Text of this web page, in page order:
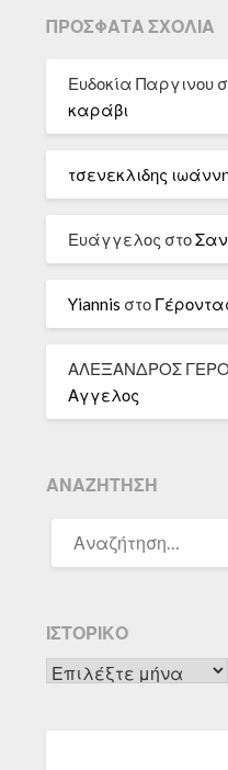
ΠΡΌΣΦΑΤΑ ΣΧΌΛΙΑ
Ευδοκία Παργινου
καράβι
τσενεκλιδης
Ευάγγελος στοΣαν
Yiannis στο
ΑΛΕΞΑΝΔΡΟΣ
Αγγελος
ΑΝΑΖΉΤΗΣΗ
ΓΙΑ:
ΙΣΤΟΡΙΚΌ
Ιστορικό